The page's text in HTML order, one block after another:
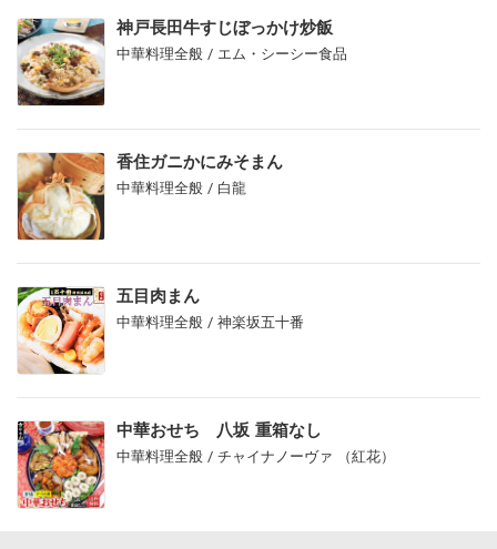
神戸長田牛すじぼっかけ炒飯
中華料理全般 / エム・シーシー食品
香住ガニかにみそまん
中華料理全般 / 白龍
五目肉まん
中華料理全般 / 神楽坂五十番
中華おせち 八坂 重箱なし
中華料理全般 / チャイナノーヴァ （紅花）